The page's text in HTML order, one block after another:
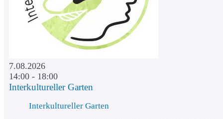
7.08.2026
14:00 - 18:00
Interkultureller Garten
Interkultureller Garten